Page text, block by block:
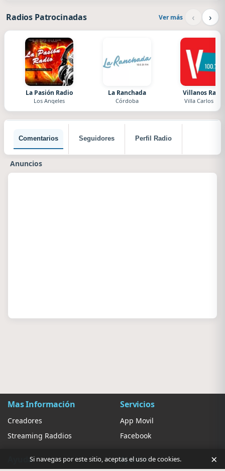
Radios Patrocinadas Ver más ‹ ›
La Pasión Radio
Los Angeles
La Ranchada
Córdoba
Villanos
Villa Carlos Paz
Comentarios Seguidores Perfil Radio
Anuncios
Mas Información
Creadores
Streaming Raddios
Servicios
App Movil
Facebook
Ayuda Ajustes
Si navegas por este sitio, aceptas el uso de cookies. ×